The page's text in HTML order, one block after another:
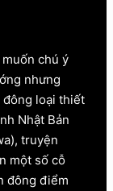
chú ý
nhưng
đông loại thiết
Nhật Bản
truyện
một số cỗ
đông điểm